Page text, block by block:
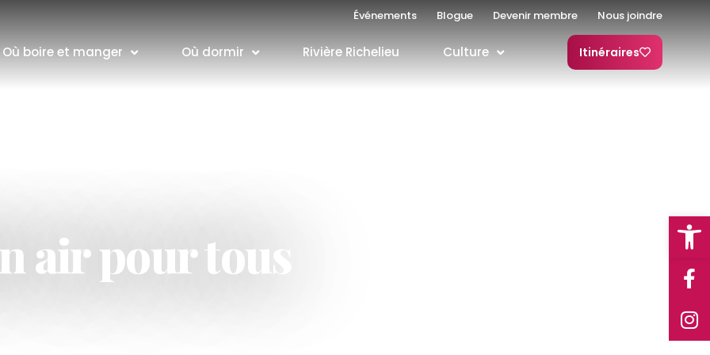
Événements Blogue Devenir membre Nous joindre
Où boire et manger Où dormir Rivière Richelieu Culture Itinéraires
air pour tous